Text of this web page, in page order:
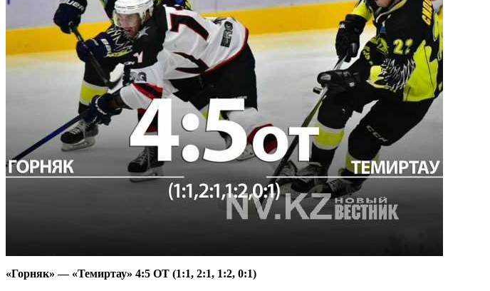
«Горняк» — «Темиртау» 4:5 ОТ (1:1, 2:1, 1:2, 0:1)